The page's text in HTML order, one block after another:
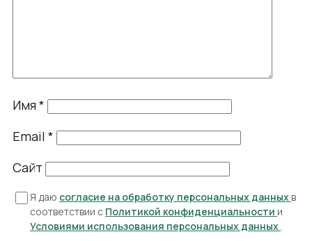
Имя*
Email *
Сайт
Я даю согласие на обработку персональных данных в
соответствии с Политикой конфиденциальности и
Условиями использования персональных данных .